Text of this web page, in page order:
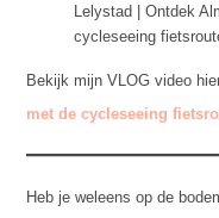
Lelystad | Ontdek
cycleseeing
Bekijk mijn VLOG video
met de cycleseeing
Heb je weleens op de